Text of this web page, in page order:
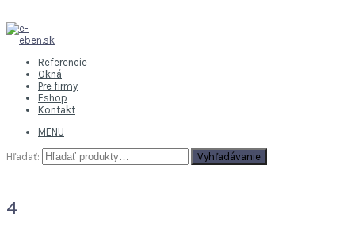
Referencie
Okná
Pre firmy
Eshop
Kontakt
MENU
Hľadať: Vyhľadávanie
4